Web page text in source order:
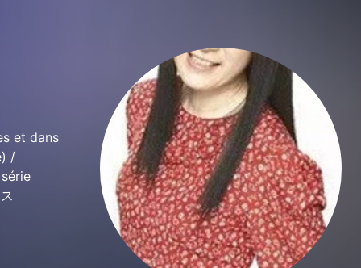
et dans
/